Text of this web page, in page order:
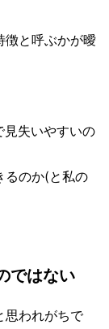
徴と呼ぶかが曖
見失いやすいの
るのか(と私の
ではない
思われがちで